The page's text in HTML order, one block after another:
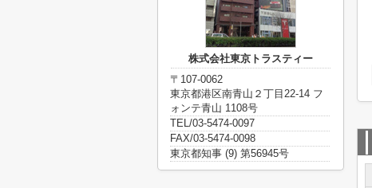
株式会社東京トラスティー
〒107-0062
東京都港区南青山２丁目22-14 フ
ォンテ青山 1108号
TEL/03-5474-0097
FAX/03-5474-0098
東京都知事 (9) 第56945号